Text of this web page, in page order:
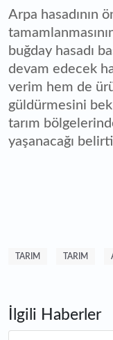
Arpa hasadının
buğday hasadı
devam edecek
verim hem de
güldürmesini
tarım
yaşanacağı
TARIM TARIM
İlgili Haberler